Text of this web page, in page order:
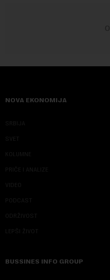
NOVA EKONOMIJA
SRBIJA
SVET
KOLUMNE
PRIČE I ANALIZE
VIDEO
PODCAST
ODRŽIVOST
LEPŠI ŽIVOT
BUSSINES INFO GROUP